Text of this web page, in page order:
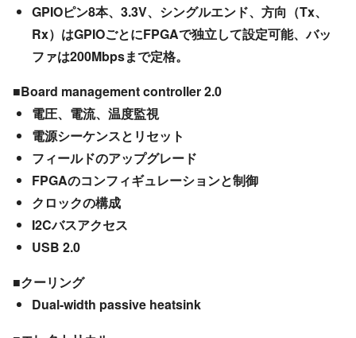
GPIOピン8本、3.3V、シングルエンド、方向（Tx、
Rx）はGPIOごとにFPGAで独立して設定可能、バッ
ファは200Mbpsまで定格。
■Board management controller 2.0
電圧、電流、温度監視
電源シーケンスとリセット
フィールドのアップグレード
FPGAのコンフィギュレーションと制御
クロックの構成
I2Cバスアクセス
USB 2.0
■クーリング
Dual-width passive heatsink